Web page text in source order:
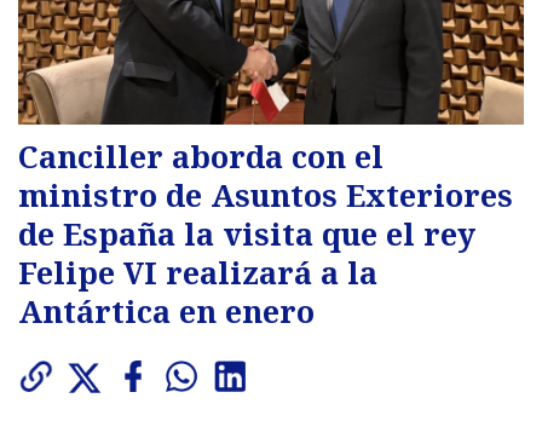
Canciller aborda con el
ministro de Asuntos Exteriores
de España la visita que el rey
Felipe VI realizará a la
Antártica en enero